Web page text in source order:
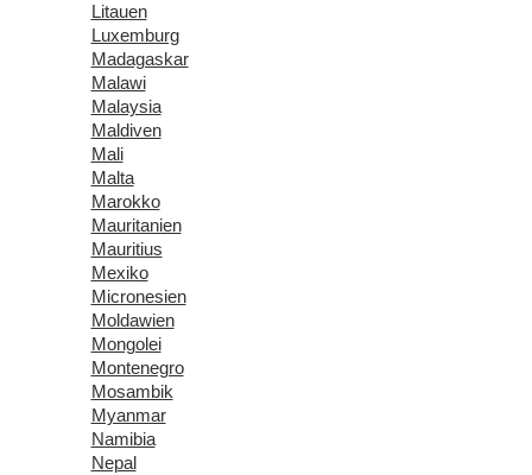
Litauen
Luxemburg
Madagaskar
Malawi
Malaysia
Maldiven
Mali
Malta
Marokko
Mauritanien
Mauritius
Mexiko
Micronesien
Moldawien
Mongolei
Montenegro
Mosambik
Myanmar
Namibia
Nepal